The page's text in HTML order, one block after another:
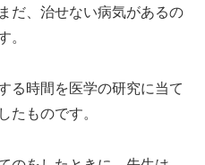
だ、治せない病気があるの
。
る時間を医学の研究に当て
たものです。